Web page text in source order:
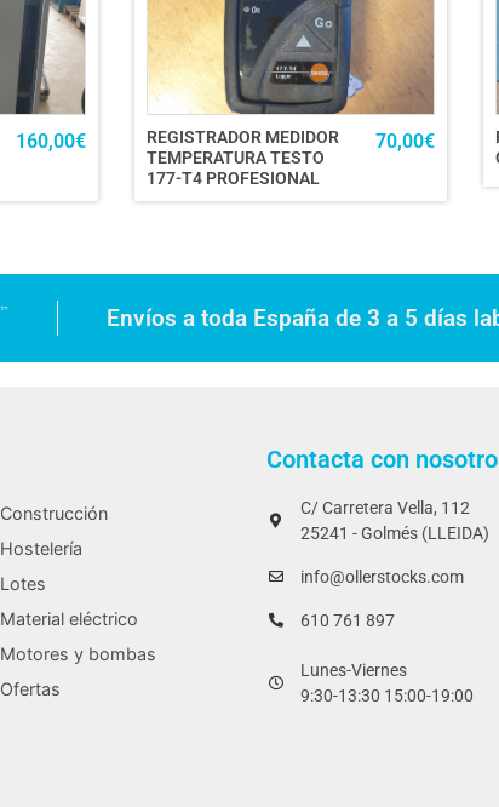
160,00€
REGISTRADOR MEDIDOR
TEMPERATURA TESTO
177-T4 PROFESIONAL
70,00€
Envíos a toda España de 3 a 5 días
Construcción
Hostelería
Lotes
Material eléctrico
Motores y bombas
Ofertas
Contacta con
C/ Carretera Vella, 112
25241 - Golmés (LLEIDA)
info@ollerstocks.com
610 761 897
Lunes-Viernes
9:30-13:30 15:00-19:00